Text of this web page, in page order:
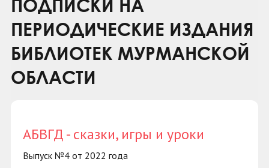
ПОДПИСКИ НА
ПЕРИОДИЧЕСКИЕ ИЗДАНИЯ
БИБЛИОТЕК МУРМАНСКОЙ
ОБЛАСТИ
АБВГД - сказки, игры и уроки
Выпуск №4 от 2022 года